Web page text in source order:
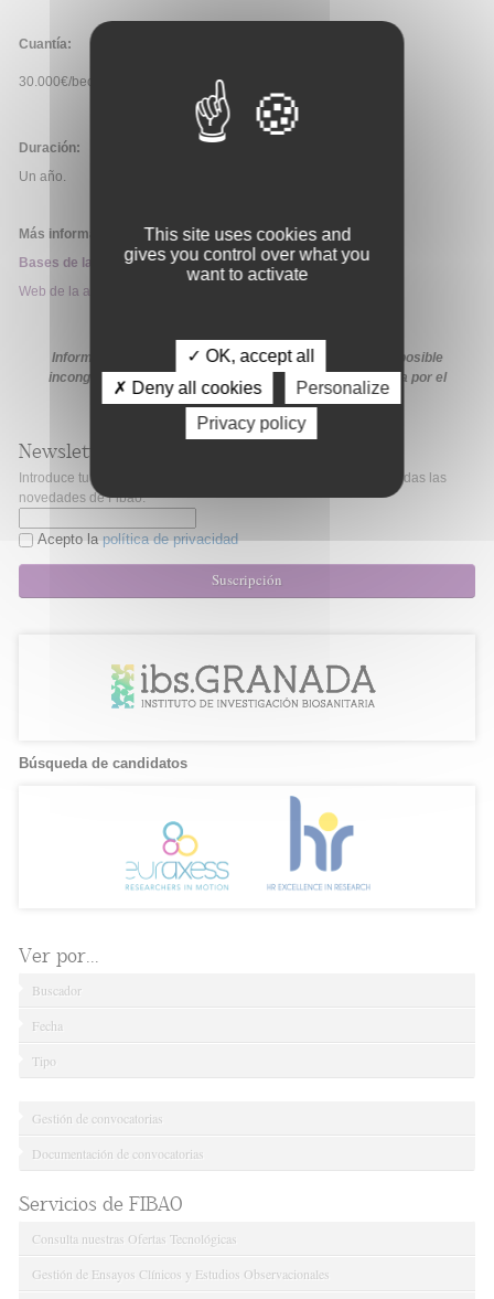
Cuantía:
30.000€/beca
Duración:
Un año.
Más información:
Bases de la convocatoria
Web de la ayuda
Información extraída de la web de la ayuda. En caso de posible
incongruencia, prevalecerá la información proporcionada por el
organismo financiador en sus medios oficiales.
Newsletter
Introduce tu correo electrónico si quieres mantenerte al día de todas las
novedades de Fibao.
Acepto la política de privacidad
Suscripción
Búsqueda de candidatos
Ver por...
Buscador
Fecha
Tipo
Gestión de convocatorias
Documentación de convocatorias
Servicios de FIBAO
Consulta nuestras Ofertas Tecnológicas
Gestión de Ensayos Clínicos y Estudios Observacionales
This site uses cookies and
gives you control over what you
want to activate
✓ OK, accept all
✗ Deny all cookies
Personalize
Privacy policy